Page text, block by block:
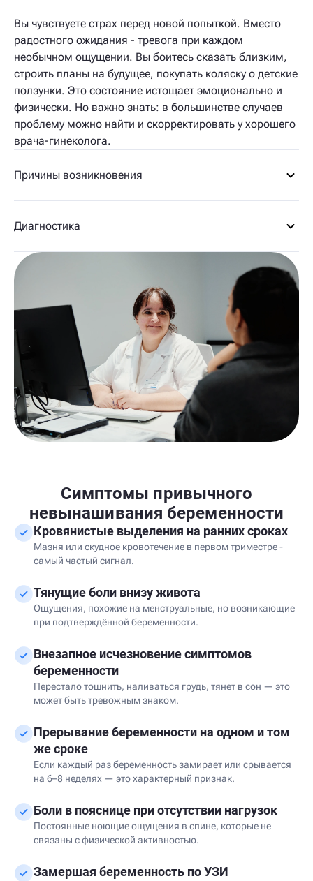
Вы чувствуете страх перед новой попыткой. Вместо
радостного ожидания - тревога при каждом
необычном ощущении. Вы боитесь сказать близким,
строить планы на будущее, покупать коляску о детские
ползунки. Это состояние истощает эмоционально и
физически. Но важно знать: в большинстве случаев
проблему можно найти и скорректировать у хорошего
врача-гинеколога.
Причины возникновения
Диагностика
Симптомы привычного
невынашивания беременности
Кровянистые выделения на ранних сроках
Мазня или скудное кровотечение в первом триместре -
самый частый сигнал.
Тянущие боли внизу живота
Ощущения, похожие на менструальные, но возникающие
при подтверждённой беременности.
Внезапное исчезновение симптомов
беременности
Перестало тошнить, наливаться грудь, тянет в сон — это
может быть тревожным знаком.
Прерывание беременности на одном и том
же сроке
Если каждый раз беременность замирает или срывается
на 6–8 неделях — это характерный признак.
Боли в пояснице при отсутствии нагрузок
Постоянные ноющие ощущения в спине, которые не
связаны с физической активностью.
Замершая беременность по УЗИ